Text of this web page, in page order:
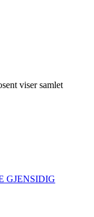
viser samlet
GJENSIDIG